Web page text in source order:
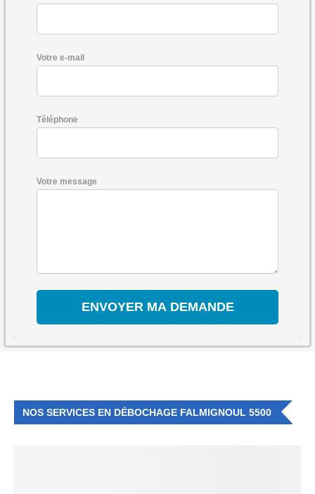
Votre e-mail
Téléphone
Votre message
NOS SERVICES EN DÉBOCHAGE FALMIGNOUL 5500